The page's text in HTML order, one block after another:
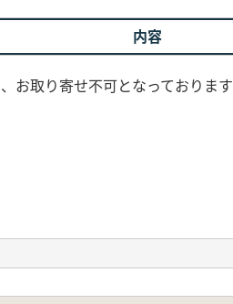
内容
お取り寄せ不可となっております